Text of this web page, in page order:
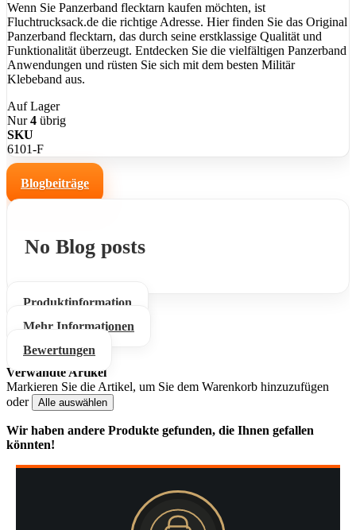
Wenn Sie Panzerband flecktarn kaufen möchten, ist
Fluchtrucksack.de die richtige Adresse. Hier finden Sie das Original
Panzerband flecktarn, das durch seine erstklassige Qualität und
Funktionalität überzeugt. Entdecken Sie die vielfältigen Panzerband
Anwendungen und rüsten Sie sich mit dem besten Militär
Klebeband aus.
Auf Lager
Nur4 übrig
SKU
6101-F
Blogbeiträge
No Blog posts
Produktinformation
Mehr Informationen
Bewertungen
Verwandte Artikel
Markieren Sie die Artikel, um Sie dem Warenkorb hinzuzufügen
oder
Alle auswählen
Wir haben andere Produkte gefunden, die Ihnen gefallen
könnten!